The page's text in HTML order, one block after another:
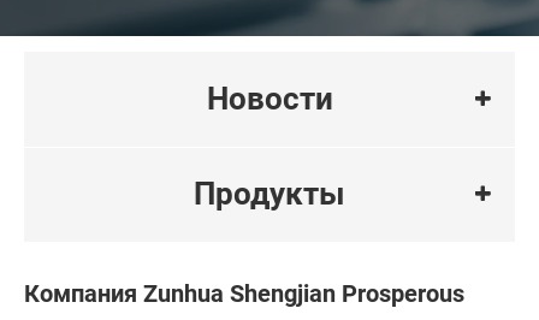
Новости
Продукты
Компания Zunhua Shengjian Prosperous